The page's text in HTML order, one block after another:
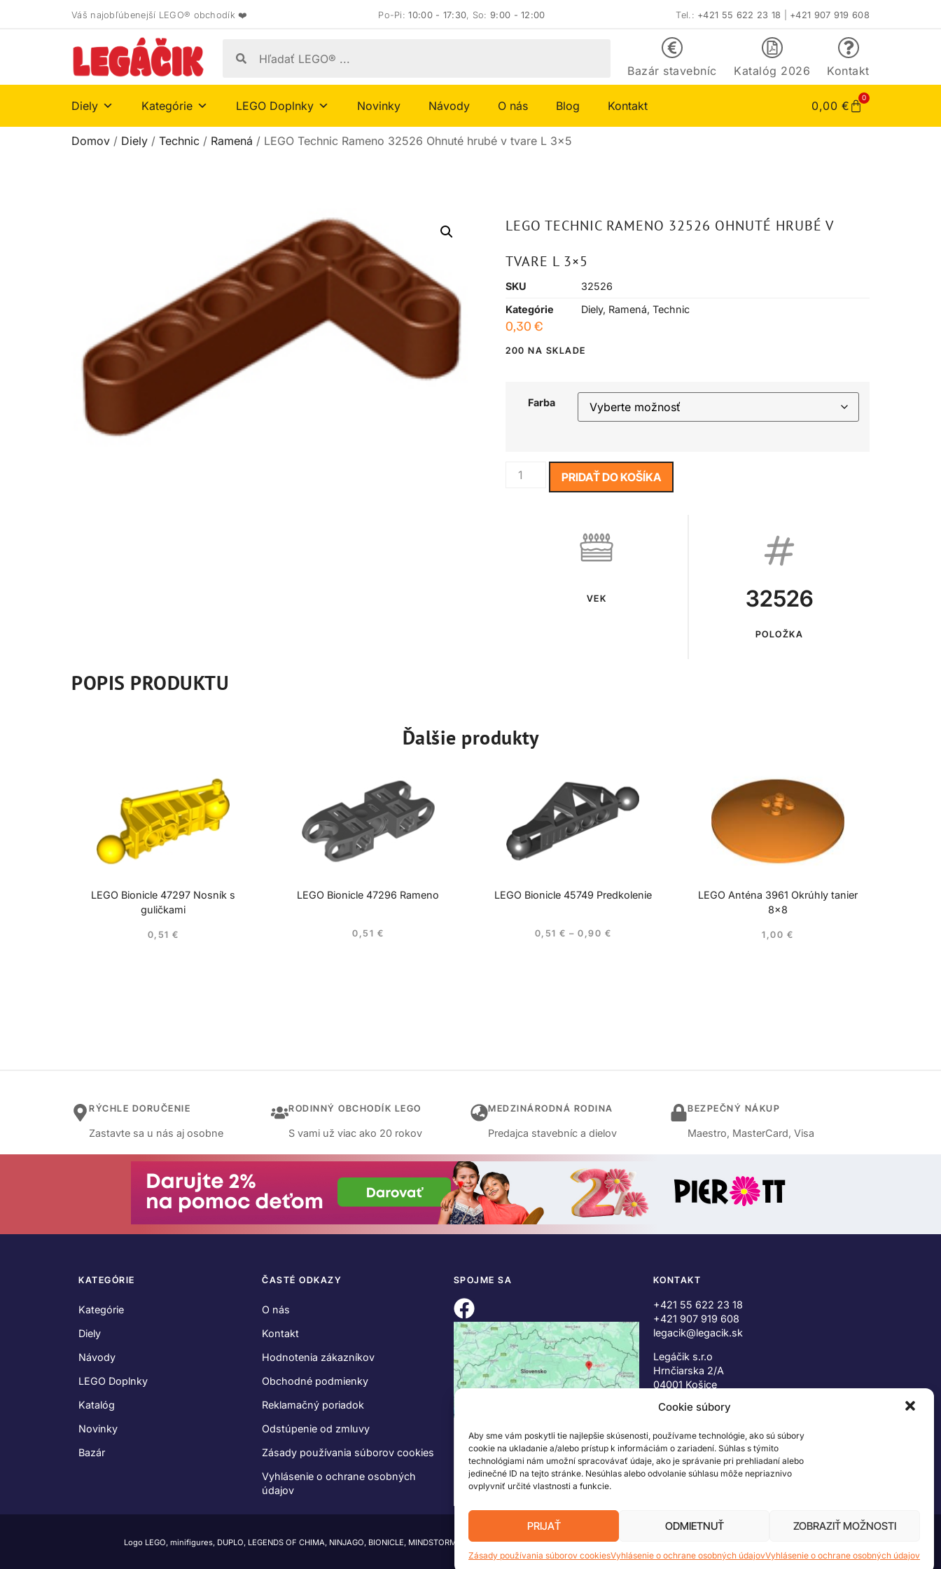
Cookie súbory
Aby sme vám poskytli tie najlepšie skúsenosti, používame technológie, ako sú súbory
cookie na ukladanie a/alebo prístup k informáciám o zariadení. Súhlas s týmito
technológiami nám umožní spracovávať údaje, ako je správanie pri prehliadaní alebo
jedinečné ID na tejto stránke. Nesúhlas alebo odvolanie súhlasu môže nepriaznivo
ovplyvniť určité vlastnosti a funkcie.
PRIJAŤ ODMIETNUŤ ZOBRAZIŤ MOŽNOSTI
Zásady používania súborov cookiesVyhlásenie o ochrane osobných údajovVyhlásenie o ochrane osobných údajov
Váš najobľúbenejší LEGO® obchodík ❤️ Po-Pi:10:00 - 17:30, So:9:00 - 12:00 Tel.: +421 55 622 23 18 +421 907 919 608
Bazár stavebníc Katalóg 2026 Kontakt
Diely Kategórie LEGO Doplnky Novinky Návody O nás Blog Kontakt 0,00 €
0
Domov / Diely / Technic / Ramená / LEGO Technic Rameno 32526 Ohnuté hrubé v tvare L 3×5
LEGO TECHNIC RAMENO 32526 OHNUTÉ HRUBÉ V
TVARE L 3×5
SKU
32526
Kategórie
Diely, Ramená, Technic
0,30 €
200 NA SKLADE
Farba
PRIDAŤ DO KOŠÍKA
VEK 32526
POLOŽKA
POPIS PRODUKTU
Ďalšie produkty
LEGO Bionicle 47297 Nosník s
guličkami
0,51€
LEGO Bionicle 47296 Rameno
0,51 €
LEGO Bionicle 45749 Predkolenie
0,51 € – 0,90 €
LEGO Anténa 3961 Okrúhly tanier
8×8
1,00 €
RÝCHLE DORUČENIE
Zastavte sa u nás aj osobne
RODINNÝ OBCHODÍK LEGO
S vami už viac ako 20 rokov
MEDZINÁRODNÁ RODINA
Predajca stavebníc a dielov
BEZPEČNÝ NÁKUP
Maestro, MasterCard, Visa
KATEGÓRIE
Kategórie
Diely
Návody
LEGO Doplnky
Katalóg
Novinky
Bazár
ČASTÉ ODKAZY
O nás
Kontakt
Hodnotenia zákazníkov
Obchodné podmienky
Reklamačný poriadok
Odstúpenie od zmluvy
Zásady používania súborov cookies
Vyhlásenie o ochrane osobných
údajov
SPOJME SA KONTAKT
+421 55 622 23 18
+421 907 919 608
legacik@legacik.sk
Legáčik s.r.o
Hrnčiarska 2/A
04001 Košice
IČ DPH: SK2023978330
Logo LEGO, minifigures, DUPLO, LEGENDS OF CHIMA, NINJAGO, BIONICLE, MINDSTORMS a MIXELS sú ochranné známky LEGO Group. ©2026 The LEGO Group. Všetky práva vyhradené